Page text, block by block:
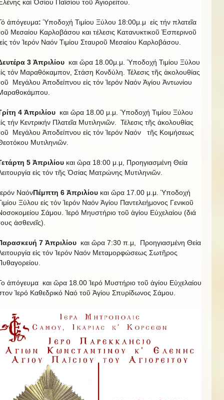
καί Ὁσίου Παϊσίου τοῦ Ἁγιορείτου.
ἀπόγευμα: Ὑποδοχή Τιμίου Ξύλου 18:00μ.μ εἰς τήν πλατεῖα
Μεσαίου Καρλοβάσου και τέλεσις Κατανυκτικοῦ Ἑσπερινοῦ
τόν Ἱερόν Ναόν Τιμίου Σταυροῦ Μεσαίου Καρλοβάσου.
3 Ἀπριλίου και ὥρα 18.00μ.μ. Ὑποδοχή Τιμίου Ξύλου
τόν Μαραθόκαμπον, Στάση Κονδύλη. Τέλεσις τῆς ἀκολουθίας
Μεγάλου Ἀποδείπνου εἰς τόν Ἱερόν Ναόν Ἁγίου Ἀντωνίου
4 Ἀπριλίου και ὥρα 18.00 μ.μ. Ὑποδοχή Τιμίου Ξύλου
τήν Κεντρικήν Πλατεῖα Μυτιληνιῶν. Τέλεσις τῆς ἀκολουθίας
Μεγάλου Ἀποδείπνου εἰς τόν Ἱερόν Ναόν τῆς Κοιμήσεως
Μυτιληνιῶν.
5 Ἀπριλίου και ὥρα 18:00 μ.μ, Προηγιασμένη Θεία
εἰς τόν τῆς Ὁσίας Ματρώνης Μυτιληνιῶν.
ΝαόνΠέμπτη 6 Ἀπριλίου και ὥρα 17.00 μ.μ. Ὑποδοχή
Ξύλου εἰς τόν Ἱερόν Ναόν Ἁγίου Παντελεήμονος Γενικοῦ
Σάμου. Ἱερό Μηυστήριο τοῦ ἁγίου Εὐχελαίου (διά
ἀσθενεῖς).
7 Ἀπριλίου και ὥρα 7:30 π.μ, Προηγιασμένη Θεία
εἰς τόν Ἱερόν Ναόν Μεταμορφώσεως Σωτῆρος
ἀπόγευμα και ὥρα 18.00 Ἱερό Μυστήριο τοῦ ἁγίου Εὐχελαίου
Ἱερό Καθεδρικό Ναό τοῦ Ἁγίου Σπυρίδωνος Σάμου.